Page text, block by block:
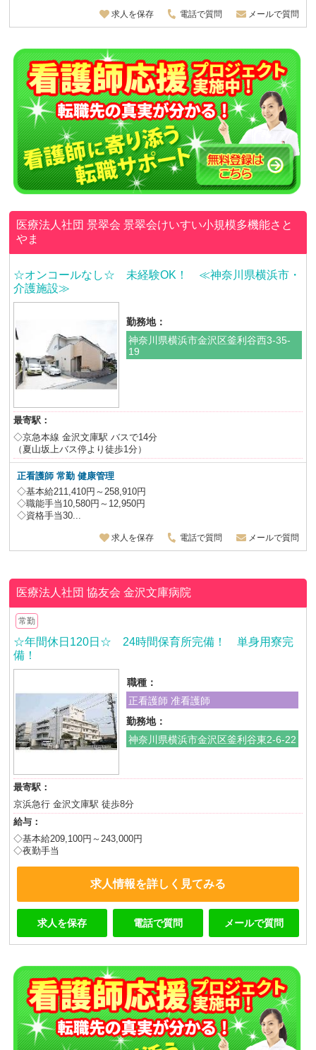
求人を保存 電話で質問 メールで質問
医療法人社団 景翠会景翠会けいすい小規模多機能さと
やま
☆オンコールなし☆ 未経験OK！ ≪神奈川県横浜市・
介護施設≫
勤務地：
神奈川県横浜市金沢区釜利谷西3-35-
19
最寄駅：
◇京急本線 金沢文庫駅 バスで14分
（夏山坂上バス停より徒歩1分）
正看護師常勤 健康管理
◇基本給211,410円～258,910円
◇職能手当10,580円～12,950円
◇資格手当30...
求人を保存 電話で質問 メールで質問
医療法人社団 協友会金沢文庫病院
常勤
☆年間休日120日☆ 24時間保育所完備！ 単身用寮完
備！
職種：
正看護師 准看護師
勤務地：
神奈川県横浜市金沢区釜利谷東2-6-22
最寄駅：
京浜急行 金沢文庫駅 徒歩8分
給与：
◇基本給209,100円～243,000円
◇夜勤手当
求人情報を詳しく見てみる
求人を保存 電話で質問 メールで質問